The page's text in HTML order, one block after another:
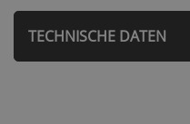
TECHNISCHE DATEN